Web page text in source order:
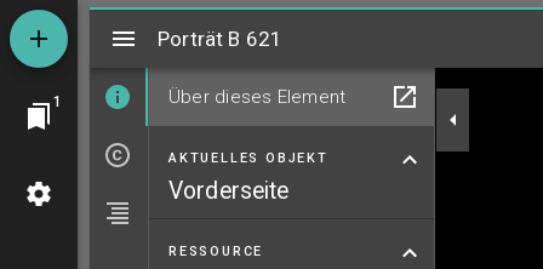
1
Mirador
Porträt B 621
Über dieses Element
AKTUELLES OBJEKT
Vorderseite
RESSOURCE
Porträt B 621